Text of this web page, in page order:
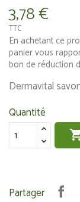
3,78 €
TTC
En achetant ce
panier vous
bon de réduction
Dermavital
Quantité
Partager